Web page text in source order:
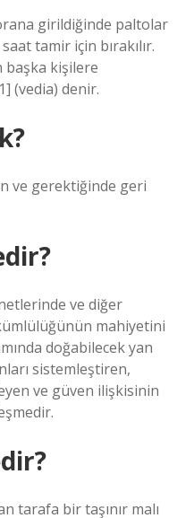
girildiğinde paltolar
tamir için bırakılır.
başka kişilere
(vedia) denir.
ve gerektiğinde geri
ve diğer
mahiyetini
doğabilecek yan
sistemleştiren,
ve güven ilişkisinin
tarafa bir taşınır malı